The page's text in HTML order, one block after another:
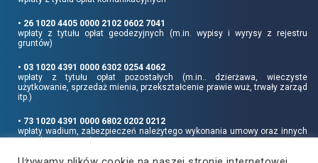
• 26 1020 4405 0000 2102 0602 7041
wpłaty z tytułu opłat geodezyjnych (m.in. wypisy i wyrysy z rejestru
gruntów)
• 03 1020 4391 0000 6302 0254 4062
wpłaty z tytułu opłat pozostałych (m.in.. dzierżawa, wieczyste
użytkowanie, sprzedaż mienia, przekształcenie prawie wuż, trwały zarząd
itp.)
• 73 1020 4391 0000 6802 0202 0212
wpłaty wadium, zabezpieczeń należytego wykonania umowy oraz innych